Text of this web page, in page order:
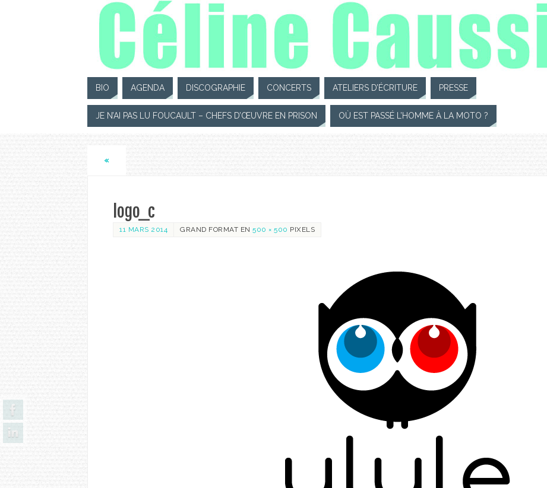
BIO AGENDA DISCOGRAPHIE CONCERTS ATELIERS D’ÉCRITURE PRESSE
JE N’AI PAS LU FOUCAULT – CHEFS D’ŒUVRE EN PRISON OÙ EST PASSÉ L’HOMME À LA MOTO ?
«
logo_c
11 MARS 2014 GRAND FORMAT EN 500 × 500 PIXELS